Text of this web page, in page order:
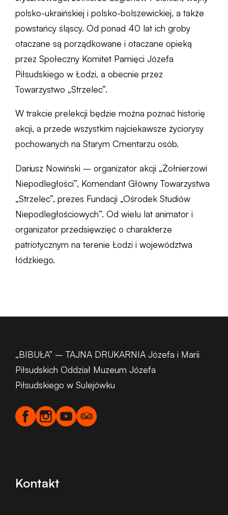
polsko-ukraińskiej i polsko-bolszewickiej, a także
powstańcy śląscy. Od ponad 40 lat ich groby
otaczane są porządkowane i otaczane opieką
przez Społeczny Komitet Pamięci Józefa
Piłsudskiego w Łodzi, a obecnie przez
Towarzystwo „Strzelec”.
W trakcie prelekcji będzie można poznać historię
akcji, a przede wszystkim najciekawsze życiorysy
pochowanych na Starym Cmentarzu osób.
Dariusz Nowiński – organizator akcji „Żołnierzowi
Niepodległości”, Komendant Główny Towarzystwa
„Strzelec”, prezes Fundacji „Ośrodek Studiów
Niepodległościowych”. Od wielu lat animator i
organizator przedsięwzięć o charakterze
patriotycznym na terenie Łodzi i województwa
łódzkiego.
„BIBUŁA” – TAJNA DRUKARNIA Józefa i Marii
Piłsudskich Oddział Muzeum Józefa
Piłsudskiego w Sulejówku
Kontakt